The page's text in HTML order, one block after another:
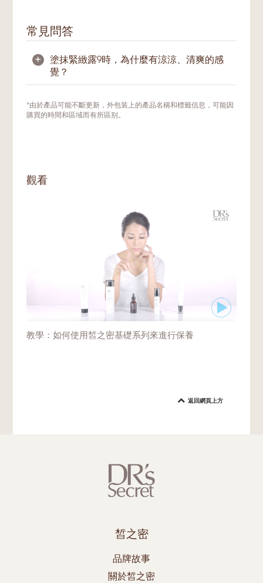
常見問答
+
塗抹緊緻露9時，為什麼有涼涼、清爽的感
覺？
涼感及清爽感是由於配方當中的植物單寧酸綜
合及酵母發酵提取。植物單寧酸綜合是天然的
*由於產品可能不斷更新，外包装上的產品名稱和標籤信息，可能因
購買的時間和區域而有所區别。
觀看
教學：如何使用皙之密基礎系列來進行保養
返回網頁上方
皙之密
品牌故事
關於皙之密